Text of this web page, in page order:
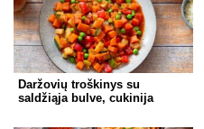
Daržovių troškinys su
saldžiąja bulve, cukinija